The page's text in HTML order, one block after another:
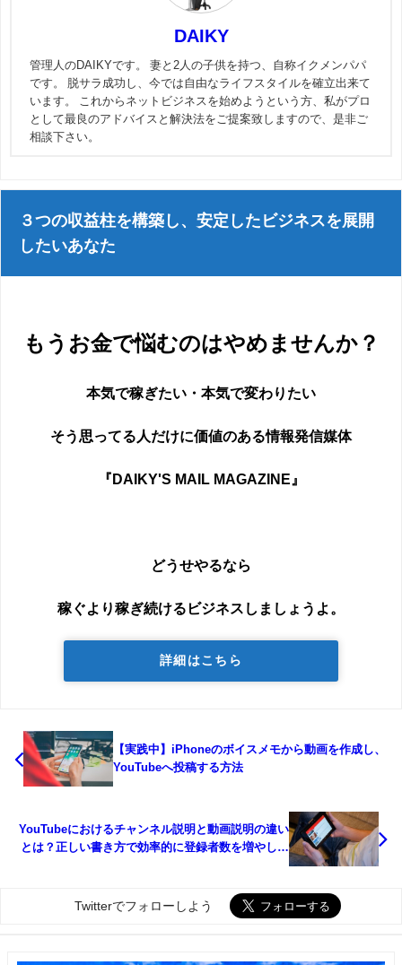
DAIKY
管理人のDAIKYです。 妻と2人の子供を持つ、自称イクメンパパ
です。 脱サラ成功し、今では自由なライフスタイルを確立出来て
います。 これからネットビジネスを始めようという方、私がプロ
として最良のアドバイスと解決法をご提案致しますので、是非ご
相談下さい。
３つの収益柱を構築し、安定したビジネスを展開
したいあなた
もうお金で悩むのはやめませんか？
本気で稼ぎたい・本気で変わりたい
そう思ってる人だけに価値のある情報発信媒体
『DAIKY'S MAIL MAGAZINE』
どうせやるなら
稼ぐより稼ぎ続けるビジネスしましょうよ。
詳細はこちら
【実践中】iPhoneのボイスメモから動画を作成し、
YouTubeへ投稿する方法
YouTubeにおけるチャンネル説明と動画説明の違い
とは？正しい書き方で効率的に登録者数を増やして
Twitterでフォローしよう